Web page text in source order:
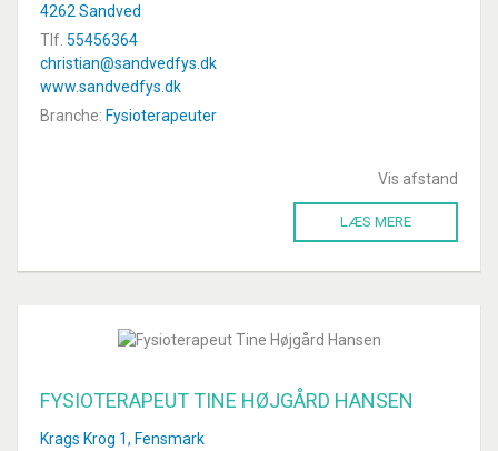
4262 Sandved
Tlf. 55456364
christian@sandvedfys.dk
www.sandvedfys.dk
Branche: Fysioterapeuter
Vis afstand
LÆS MERE
FYSIOTERAPEUT TINE HØJGÅRD HANSEN
Krags Krog 1, Fensmark